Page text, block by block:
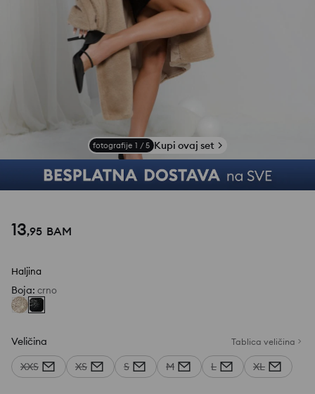
fotografije 1 / 5 Kupi ovaj set
13,95 BAM
Haljina
Boja: crno
Veličina Tablica veličina
XXS XS S M L XL